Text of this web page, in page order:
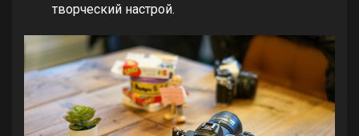
творческий настрой.